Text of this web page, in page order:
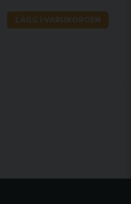
LÄGG I VARUKORGEN
510 mm